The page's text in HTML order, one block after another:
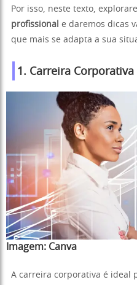
Por isso, neste texto,
profissional e daremos dicas
que mais se adapta a sua
1. Carreira Corporativa
Imagem: Canva
A carreira corporativa é ideal